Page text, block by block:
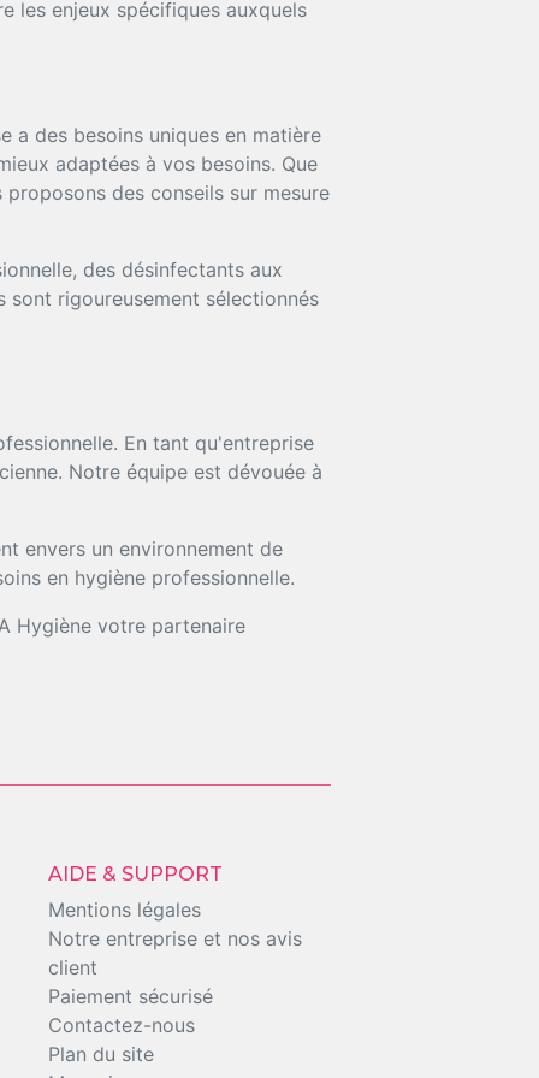
les enjeux spécifiques auxquels
a des besoins uniques en matière
adaptées à vos besoins. Que
des conseils sur mesure
des désinfectants aux
rigoureusement sélectionnés
En tant qu'entreprise
Notre équipe est dévouée à
envers un environnement de
en hygiène professionnelle.
Hygiène votre partenaire
AIDE & SUPPORT
Mentions légales
Notre entreprise et nos avis
client
Paiement sécurisé
Contactez-nous
Plan du site